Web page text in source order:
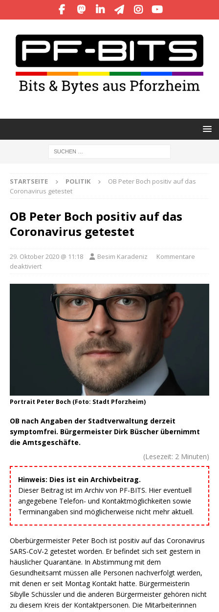
STARTSEITE POLITIK
OB Peter Boch positiv auf das
Coronavirus getestet
OB Peter Boch positiv auf das
Coronavirus getestet
29. Oktober 2020 @ 11:18 Besim Karadeniz
Kommentare
deaktiviert
Portrait Peter Boch (Foto: Stadt Pforzheim)
OB nach Angaben der Stadtverwaltung derzeit
symptomfrei. Bürgermeister Dirk Büscher übernimmt
die Amtsgeschäfte.
(Lesezeit: 2 Minuten)
Hinweis: Dies ist ein Archivbeitrag.
Dieser Beitrag ist im Archiv von PF-BITS. Hier eventuell
angegebene Telefon- und Kontaktmöglichkeiten sowie
Terminangaben sind möglicherweise nicht mehr aktuell.
Oberbürgermeister Peter Boch ist positiv auf das Coronavirus
SARS-CoV-2 getestet worden. Er befindet sich seit gestern in
häuslicher Quarantäne. In Abstimmung mit dem
Gesundheitsamt müssen alle Personen nachverfolgt werden,
mit denen er seit Montag Kontakt hatte. Bürgermeisterin
Sibylle Schüssler und die anderen Bürgermeister gehören nicht
zu diesem Kreis der Kontaktpersonen. Die Mitarbeiterinnen